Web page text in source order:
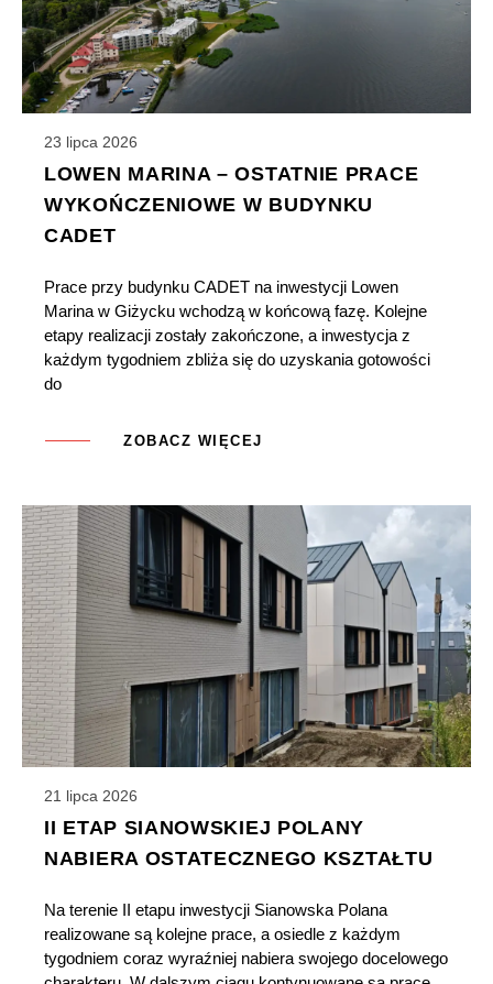
23 lipca 2026
LOWEN MARINA – OSTATNIE PRACE
WYKOŃCZENIOWE W BUDYNKU
CADET
Prace przy budynku CADET na inwestycji Lowen
Marina w Giżycku wchodzą w końcową fazę. Kolejne
etapy realizacji zostały zakończone, a inwestycja z
każdym tygodniem zbliża się do uzyskania gotowości
do
ZOBACZ WIĘCEJ
21 lipca 2026
II ETAP SIANOWSKIEJ POLANY
NABIERA OSTATECZNEGO KSZTAŁTU
Na terenie II etapu inwestycji Sianowska Polana
realizowane są kolejne prace, a osiedle z każdym
tygodniem coraz wyraźniej nabiera swojego docelowego